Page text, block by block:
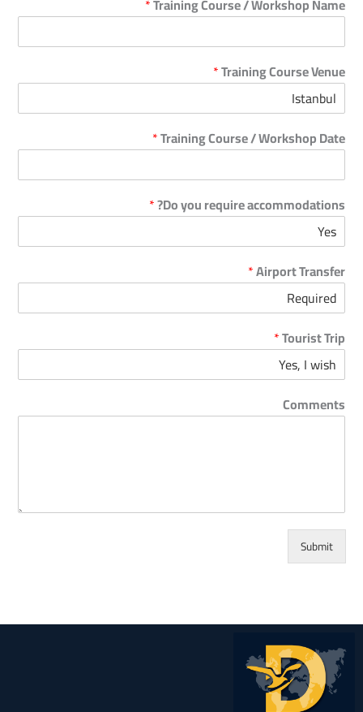
Training Course Venue
*
Training Course / Workshop Date
*
Do you require accommodations?
*
Airport Transfer
*
Tourist Trip
*
Comments
Submit